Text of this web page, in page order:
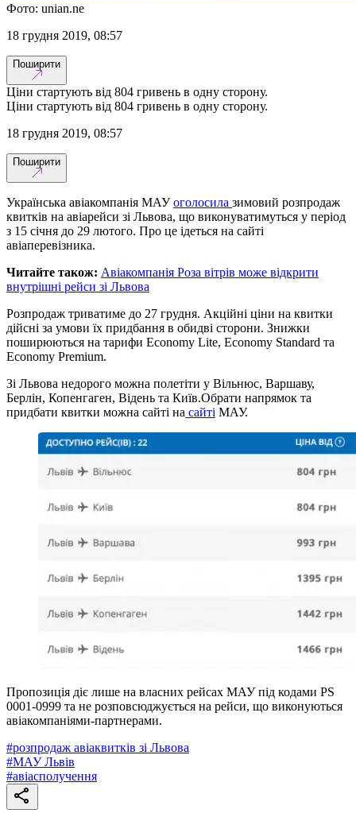
Фото: unian.ne
18 грудня 2019, 08:57
Поширити
Ціни стартують від 804 гривень в одну сторону.
Ціни стартують від 804 гривень в одну сторону.
18 грудня 2019, 08:57
Поширити
Українська авіакомпанія МАУоголосила зимовий розпродаж
квитків на авіарейси зі Львова, що виконуватимуться у період
з 15 січня до 29 лютого. Про це ідеться на сайті
авіаперевізника.
Читайте також: Авіакомпанія Роза вітрів може відкрити
внутрішні рейси зі Львова
Розпродаж триватиме до 27 грудня. Акційні ціни на квитки
дійсні за умови їх придбання в обидві сторони. Знижки
поширюються на тарифи Economy Lite, Economy Standard та
Economy Premium.
Зі Львова недорого можна полетіти у Вільнюс, Варшаву,
Берлін, Копенгаген, Відень та Київ.Обрати напрямок та
придбати квитки можна сайті на сайті МАУ.
Пропозиція діє лише на власних рейсах МАУ під кодами PS
0001-0999 та не розповсюджується на рейси, що виконуються
авіакомпаніями-партнерами.
#розпродаж авіаквитків зі Львова
#МАУ Львів
#авіасполучення